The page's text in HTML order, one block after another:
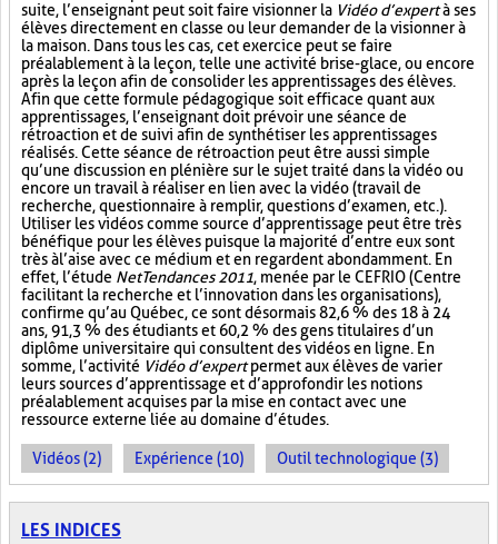
suite, l’enseignant peut soit faire visionner la Vidéo d’expertà ses
élèves directement en classe ou leur demander de la visionner à
la maison. Dans tous les cas, cet exercice peut se faire
préalablement à la leçon, telle une activité brise-glace, ou encore
après la leçon afin de consolider les apprentissages des élèves.
Afin que cette formule pédagogique soit efficace quant aux
apprentissages, l’enseignant doit prévoir une séance de
rétroaction et de suivi afin de synthétiser les apprentissages
réalisés. Cette séance de rétroaction peut être aussi simple
qu’une discussion en plénière sur le sujet traité dans la vidéo ou
encore un travail à réaliser en lien avec la vidéo (travail de
recherche, questionnaire à remplir, questions d’examen, etc.).
Utiliser les vidéos comme source d’apprentissage peut être très
bénéfique pour les élèves puisque la majorité d’entre eux sont
très à l’aise avec ce médium et en regardent abondamment. En
effet, l’étude NetTendances 2011, menée par le CEFRIO (Centre
facilitant la recherche et l’innovation dans les organisations),
confirme qu’au Québec, ce sont désormais 82,6 % des 18 à 24
ans, 91,3 % des étudiants et 60,2 % des gens titulaires d’un
diplôme universitaire qui consultent des vidéos en ligne. En
somme, l’activité Vidéo d’expertpermet aux élèves de varier
leurs sources d’apprentissage et d’approfondir les notions
préalablement acquises par la mise en contact avec une
ressource externe liée au domaine d’études.
Vidéos (2) Expérience (10) Outil technologique (3)
LES INDICES